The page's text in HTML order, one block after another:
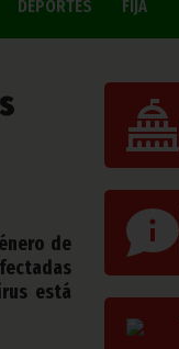
DEPORTES FIJA
de
está